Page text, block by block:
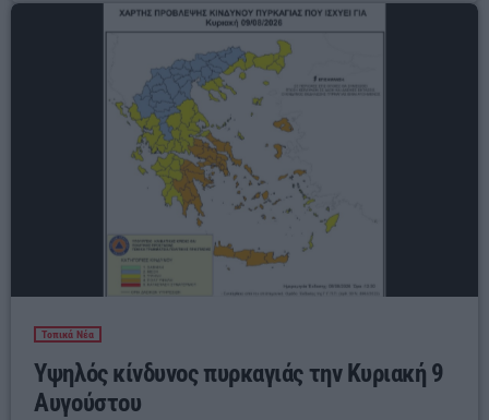
Τοπικά Νέα
Υψηλός κίνδυνος πυρκαγιάς την Κυριακή 9
Αυγούστου